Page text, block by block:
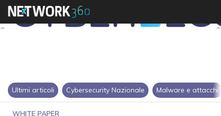
Ultimi articoli Cybersecurity Nazionale Malware e attacchi
WHITE PAPER